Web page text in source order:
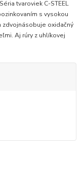
tvaroviek C-STEEL
s vysokou
zdvojnásobuje oxidačný
Aj rúry z uhlíkovej